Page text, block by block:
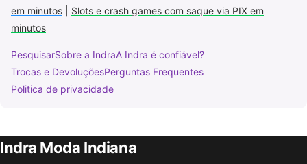
em minutos
Slots e crash games com saque via PIX em
minutos
PesquisarSobre a IndraA Indra é confiável?
Trocas e DevoluçõesPerguntas Frequentes
Politica de privacidade
Indra Moda Indiana